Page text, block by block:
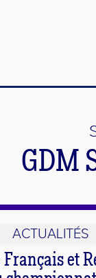
GDM
ACTUALITÉS
et